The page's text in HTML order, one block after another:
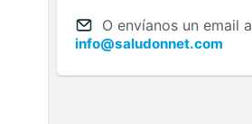
O envíanos un email a
info@saludonnet.com